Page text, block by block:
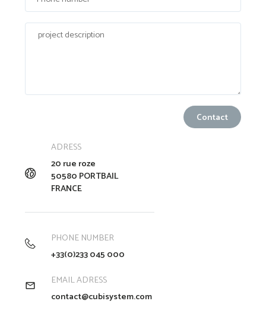
ADRESS
20 rue roze
50580 PORTBAIL
FRANCE
PHONE NUMBER
+33(0)233 045 000
EMAIL ADRESS
contact@cubisystem.com